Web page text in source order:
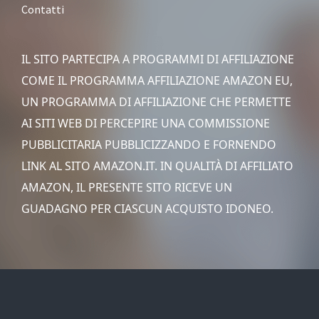
Contatti
IL SITO PARTECIPA A PROGRAMMI DI AFFILIAZIONE
COME IL PROGRAMMA AFFILIAZIONE AMAZON EU,
UN PROGRAMMA DI AFFILIAZIONE CHE PERMETTE
AI SITI WEB DI PERCEPIRE UNA COMMISSIONE
PUBBLICITARIA PUBBLICIZZANDO E FORNENDO
LINK AL SITO AMAZON.IT. IN QUALITÀ DI AFFILIATO
AMAZON, IL PRESENTE SITO RICEVE UN
GUADAGNO PER CIASCUN ACQUISTO IDONEO.